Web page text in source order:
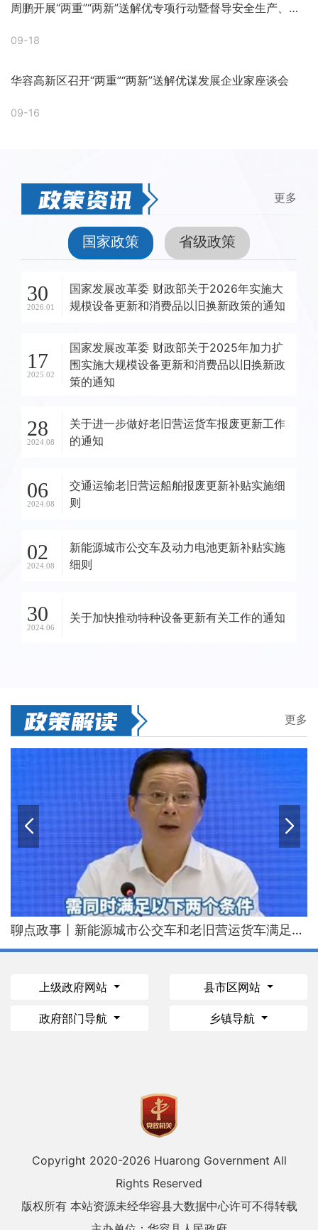
周鹏开展“两重”“两新”送解优专项行动暨督导安全生产、项目建设工作
09-18
华容高新区召开“两重”“两新”送解优谋发展企业家座谈会
09-16
更多
国家政策 省级政策
30
2026.01
国家发展改革委 财政部关于2026年实施大
规模设备更新和消费品以旧换新政策的通知
17
2025.02
国家发展改革委 财政部关于2025年加力扩
围实施大规模设备更新和消费品以旧换新政
策的通知
28
2024.08
关于进一步做好老旧营运货车报废更新工作
的通知
06
2024.08
交通运输老旧营运船舶报废更新补贴实施细
则
02
2024.08
新能源城市公交车及动力电池更新补贴实施
细则
30
2024.06
关于加快推动特种设备更新有关工作的通知
更多
聊点政事丨新能源城市公交车和老旧营运货车满足条件可申报补贴
上级政府网站 县市区网站
政府部门导航 乡镇导航
Copyright 2020-2026 Huarong Government All
Rights Reserved
版权所有 本站资源未经华容县大数据中心许可不得转载